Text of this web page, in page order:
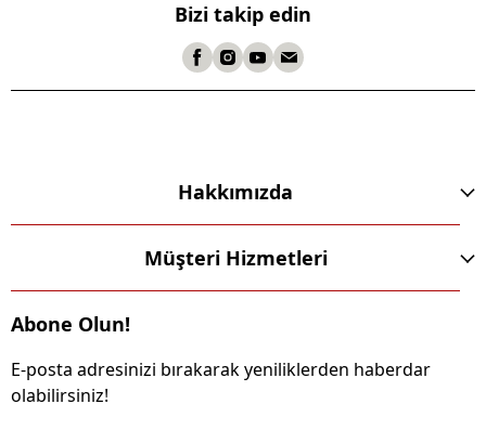
Bizi takip edin
Hakkımızda
Müşteri Hizmetleri
Abone Olun!
E-posta adresinizi bırakarak yeniliklerden haberdar
olabilirsiniz!